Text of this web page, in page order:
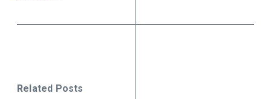
Related Posts